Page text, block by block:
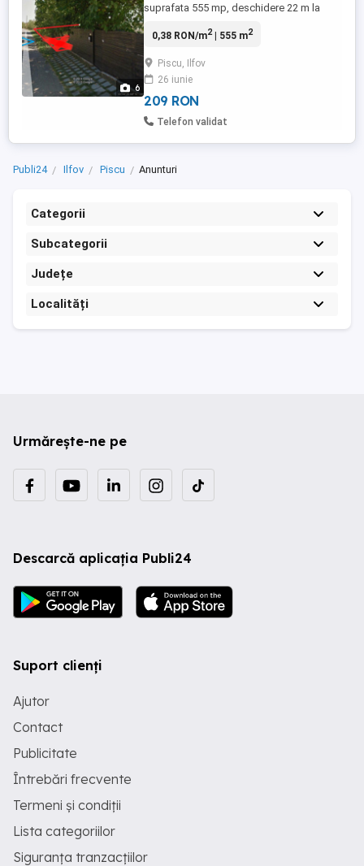
6
suprafata 555 mp, deschidere 22 m la
curent, apa curenta gaze si canalizare la
zona linistita; toate actele la zi.
0,38 RON/m2| 555 m2
Piscu, Ilfov
26 iunie
209 RON
Telefon validat
Publi24 Ilfov Piscu Anunturi
Categorii
Subcategorii
Județe
Localități
Urmărește-ne pe
Descarcă aplicația Publi24
Suport clienți
Ajutor
Contact
Publicitate
Întrebări frecvente
Termeni și condiții
Lista categoriilor
Siguranța tranzacțiilor